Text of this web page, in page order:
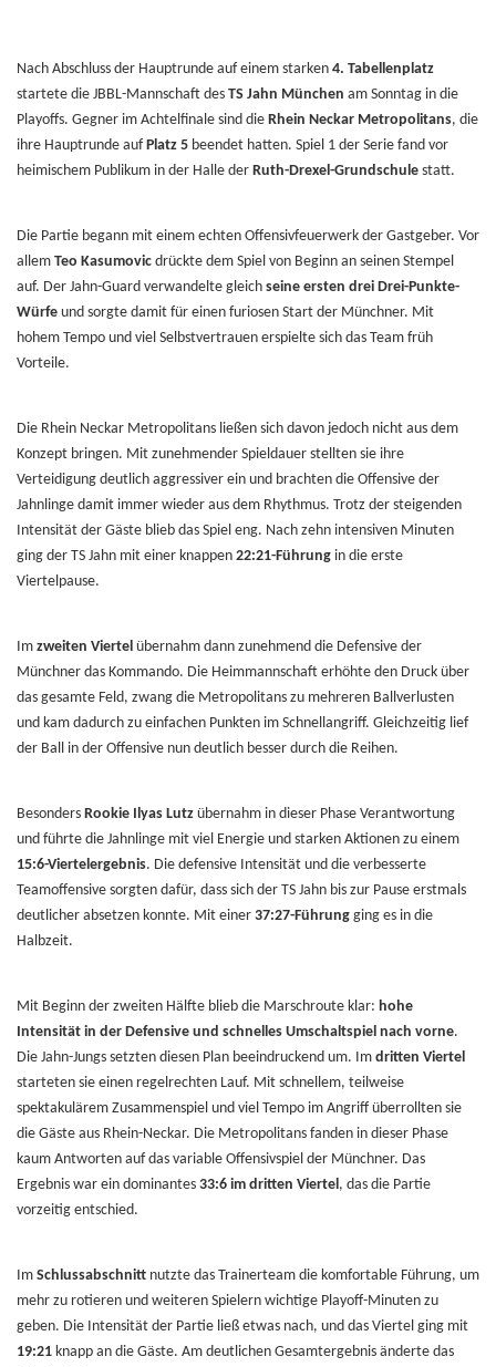
Nach Abschluss der Hauptrunde auf einem starken 4. Tabellenplatz
startete die JBBL-Mannschaft des TS Jahn München am Sonntag in die
Playoffs. Gegner im Achtelfinale sind die Rhein Neckar Metropolitans, die
ihre Hauptrunde auf Platz 5 beendet hatten. Spiel 1 der Serie fand vor
heimischem Publikum in der Halle der Ruth-Drexel-Grundschule statt.
Die Partie begann mit einem echten Offensivfeuerwerk der Gastgeber. Vor
allem Teo Kasumovic drückte dem Spiel von Beginn an seinen Stempel
auf. Der Jahn-Guard verwandelte gleich seine ersten drei Drei-Punkte-
Würfe und sorgte damit für einen furiosen Start der Münchner. Mit
hohem Tempo und viel Selbstvertrauen erspielte sich das Team früh
Vorteile.
Die Rhein Neckar Metropolitans ließen sich davon jedoch nicht aus dem
Konzept bringen. Mit zunehmender Spieldauer stellten sie ihre
Verteidigung deutlich aggressiver ein und brachten die Offensive der
Jahnlinge damit immer wieder aus dem Rhythmus. Trotz der steigenden
Intensität der Gäste blieb das Spiel eng. Nach zehn intensiven Minuten
ging der TS Jahn mit einer knappen 22:21-Führung in die erste
Viertelpause.
Im zweiten Viertel übernahm dann zunehmend die Defensive der
Münchner das Kommando. Die Heimmannschaft erhöhte den Druck über
das gesamte Feld, zwang die Metropolitans zu mehreren Ballverlusten
und kam dadurch zu einfachen Punkten im Schnellangriff. Gleichzeitig lief
der Ball in der Offensive nun deutlich besser durch die Reihen.
Besonders Rookie Ilyas Lutz übernahm in dieser Phase Verantwortung
und führte die Jahnlinge mit viel Energie und starken Aktionen zu einem
15:6-Viertelergebnis. Die defensive Intensität und die verbesserte
Teamoffensive sorgten dafür, dass sich der TS Jahn bis zur Pause erstmals
deutlicher absetzen konnte. Mit einer 37:27-Führung ging es in die
Halbzeit.
Mit Beginn der zweiten Hälfte blieb die Marschroute klar: hohe
Intensität in der Defensive und schnelles Umschaltspiel nach vorne.
Die Jahn-Jungs setzten diesen Plan beeindruckend um. Im dritten Viertel
starteten sie einen regelrechten Lauf. Mit schnellem, teilweise
spektakulärem Zusammenspiel und viel Tempo im Angriff überrollten sie
die Gäste aus Rhein-Neckar. Die Metropolitans fanden in dieser Phase
kaum Antworten auf das variable Offensivspiel der Münchner. Das
Ergebnis war ein dominantes 33:6 im dritten Viertel , das die Partie
vorzeitig entschied.
Im Schlussabschnitt nutzte das Trainerteam die komfortable Führung, um
mehr zu rotieren und weiteren Spielern wichtige Playoff-Minuten zu
geben. Die Intensität der Partie ließ etwas nach, und das Viertel ging mit
19:21 knapp an die Gäste. Am deutlichen Gesamtergebnis änderte das